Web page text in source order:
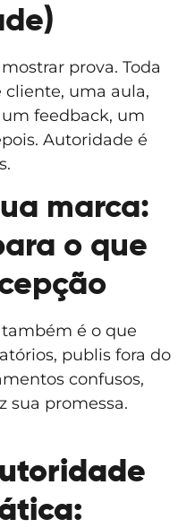
prova. Toda
uma aula,
feedback, um
Autoridade é
marca:
o que
é o que
publis fora do
confusos,
sua promessa.